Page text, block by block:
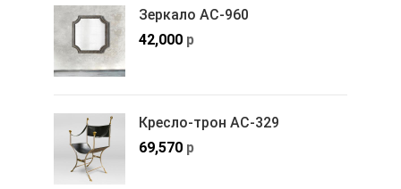
Зеркало АС-960
42,000 р
Кресло-трон АС-329
69,570 р